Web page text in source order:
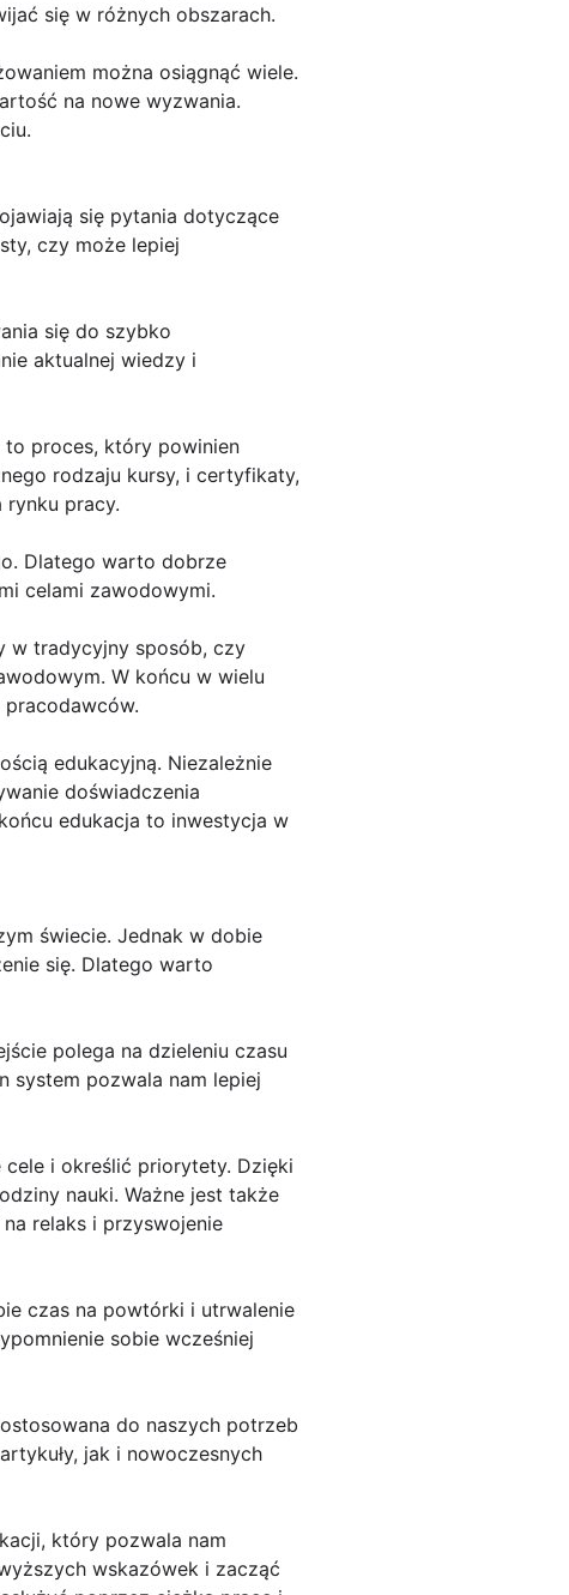
się w różnych obszarach.
można osiągnąć wiele.
na nowe wyzwania.
się pytania dotyczące
czy może lepiej
się do szybko
aktualnej wiedzy i
to proces, który powinien
rodzaju kursy, i certyfikaty,
pracy.
Dlatego warto dobrze
celami zawodowymi.
w tradycyjny sposób, czy
W końcu w wielu
edukacyjną. Niezależnie
doświadczenia
edukacja to inwestycja w
świecie. Jednak w dobie
się. Dlatego warto
polega na dzieleniu czasu
system pozwala nam lepiej
i określić priorytety. Dzięki
nauki. Ważne jest także
relaks i przyswojenie
czas na powtórki i utrwalenie
sobie wcześniej
do naszych potrzeb
jak i nowoczesnych
który pozwala nam
wskazówek i zacząć